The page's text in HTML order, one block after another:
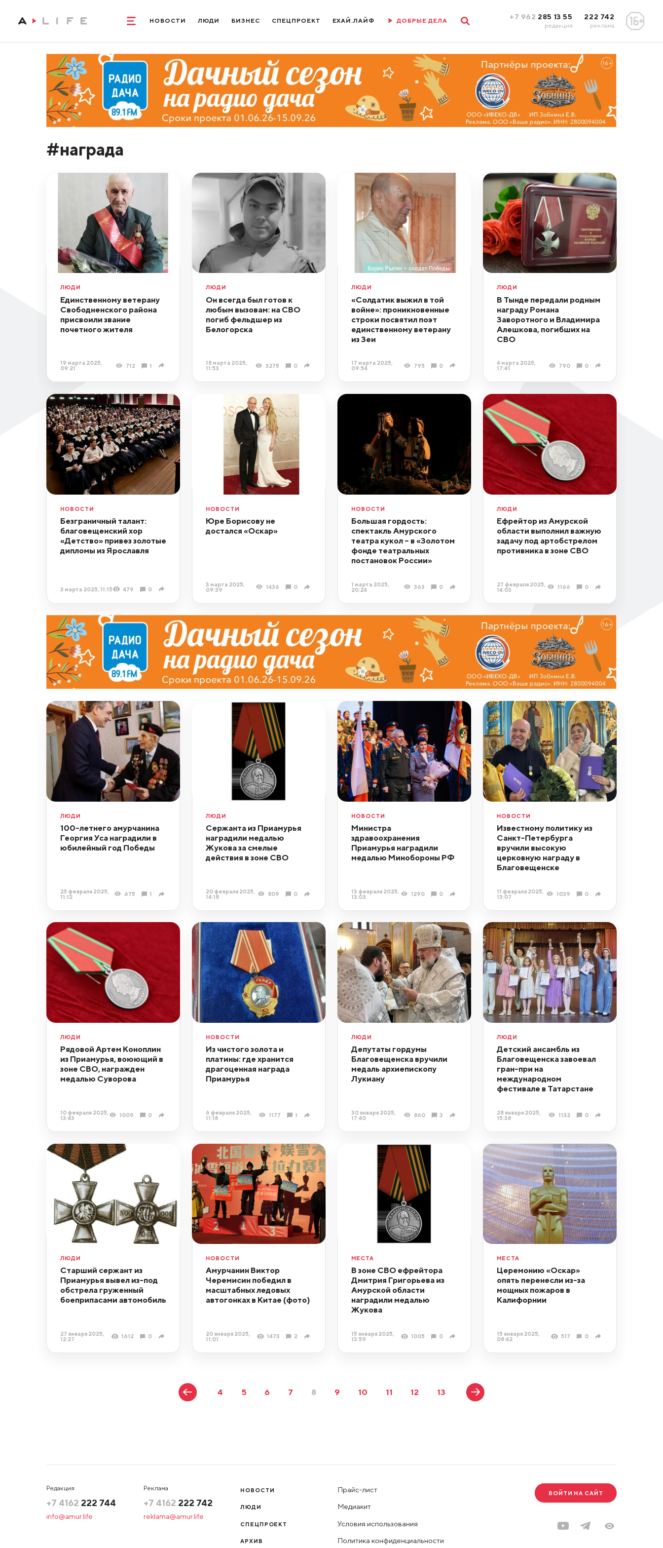
НОВОСТИ ЛЮДИ БИЗНЕС СПЕЦПРОЕКТ ЕХАЙ.ЛАЙФ ДОБРЫЕ ДЕЛА +7 962 285 13 55
редакция
222 742
реклама
#награда
ЛЮДИ
Единственному ветерану
Свободненского района
присвоили звание
почетного жителя
19 марта 2025,
09:21
712 1
ЛЮДИ
Он всегда был готов к
любым вызовам: на СВО
погиб фельдшер из
Белогорска
18 марта 2025,
11:53
3275 0
ЛЮДИ
«Солдатик выжил в той
войне»: проникновенные
строки посвятил поэт
единственному ветерану
из Зеи
17 марта 2025,
09:54
795 0
ЛЮДИ
В Тынде передали родным
награду Романа
Заворотного и Владимира
Алешкова, погибших на
СВО
4 марта 2025,
17:41
790 0
НОВОСТИ
Безграничный талант:
благовещенский хор
«Детство» привез золотые
дипломы из Ярославля
3 марта 2025, 11:15 479 0
НОВОСТИ
Юре Борисову не
достался «Оскар»
3 марта 2025,
09:39
1436 0
НОВОСТИ
Большая гордость:
спектакль Амурского
театра кукол – в «Золотом
фонде театральных
постановок России»
1 марта 2025,
20:24
363 0
ЛЮДИ
Ефрейтор из Амурской
области выполнил важную
задачу под артобстрелом
противника в зоне СВО
27 февраля 2025,
14:03
1166 0
ЛЮДИ
100-летнего амурчанина
Георгия Уса наградили в
юбилейный год Победы
25 февраля 2025,
11:12
675 1
ЛЮДИ
Сержанта из Приамурья
наградили медалью
Жукова за смелые
действия в зоне СВО
20 февраля 2025,
14:18
809 0
НОВОСТИ
Министра
здравоохранения
Приамурья наградили
медалью Минобороны РФ
13 февраля 2025,
13:03
1290 0
НОВОСТИ
Известному политику из
Санкт-Петербурга
вручили высокую
церковную награду в
Благовещенске
11 февраля 2025,
13:07
1039 0
ЛЮДИ
Рядовой Артем Коноплин
из Приамурья, воюющий в
зоне СВО, награжден
медалью Суворова
10 февраля 2025,
13:43
1009 0
НОВОСТИ
Из чистого золота и
платины: где хранится
драгоценная награда
Приамурья
6 февраля 2025,
11:18
1177 1
ЛЮДИ
Депутаты гордумы
Благовещенска вручили
медаль архиепископу
Лукиану
30 января 2025,
17:40
860 3
ЛЮДИ
Детский ансамбль из
Благовещенска завоевал
гран-при на
международном
фестивале в Татарстане
28 января 2025,
15:38
1132 0
ЛЮДИ
Старший сержант из
Приамурья вывел из-под
обстрела груженный
боеприпасами автомобиль
27 января 2025,
12:27
1612 0
НОВОСТИ
Амурчанин Виктор
Черемисин победил в
масштабных ледовых
автогонках в Китае (фото)
20 января 2025,
11:01
1473 2
МЕСТА
В зоне СВО ефрейтора
Дмитрия Григорьева из
Амурской области
наградили медалью
Жукова
15 января 2025,
13:59
1005 0
МЕСТА
Церемонию «Оскар»
опять перенесли из-за
мощных пожаров в
Калифорнии
15 января 2025,
08:42
517 0
4 5 6 7 8 9 10 11 12 13
Редакция
+7 4162 222 744
info@amur.life
Реклама
+7 4162 222 742
reklama@amur.life
НОВОСТИ
ЛЮДИ
СПЕЦПРОЕКТ
АРХИВ
Прайс-лист
Медиакит
Условия использования
Политика конфиденциальности
ВОЙТИ НА САЙТ